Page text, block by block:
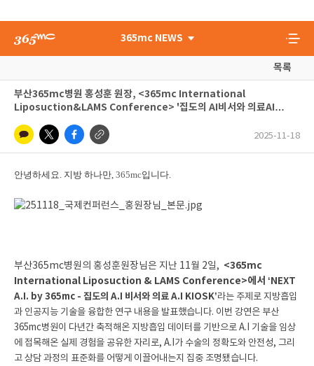
365mc NEWS
목록
부산365mc병원 홍성훈 원장, <365mc International
Liposuction&LAMS Conference> '집도의 AI비서와 의료AI
2025-11-18
안녕하세요. 지방 하나만, 365mc입니다.
부산365mc병원의 홍성훈원장님은 지난 11월 2일, <365mc
International Liposuction & LAMS Conference>에서 ‘NEXT
A.I. by 365mc - 집도의 A.I 비서와 의료 A.I KIOSK’라는 주제로 지방흡입
과 인공지능 기술을 융합한 연구 내용을 발표했습니다. 이번 강연은 부산
365mc병원이 다년간 축적해온 지방흡입 데이터를 기반으로 A.I 기술을 임상
에 접목해온 실제 경험을 공유한 자리로, A.I가 수술의 정확도와 안전성, 그리
고 상담 과정의 표준화를 어떻게 이끌어내는지 집중 조명됐습니다.